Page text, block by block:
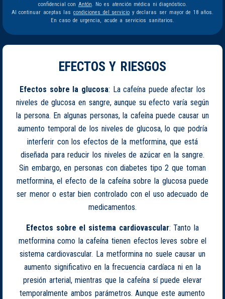
confidencial con Antón. No es atención médica ni diagnóstico.
Al continuar aceptas las condiciones del servicio y declaras ser mayor de 18 años.
En caso de urgencia, acude a servicios sanitarios.
EFECTOS Y RIESGOS
Efectos sobre la glucosa: La cafeína puede afectar los
niveles de glucosa en sangre, aunque su efecto varía según
la persona. En algunas personas, la cafeína puede causar un
aumento temporal de los niveles de glucosa, lo que podría
interferir con los efectos de la metformina, que está
diseñada para reducir los niveles de azúcar en la sangre.
Sin embargo, en personas con diabetes tipo 2 que toman
metformina, el efecto de la cafeína sobre la glucosa puede
ser menor o estar bien controlado con el uso adecuado de
medicamentos.
Efectos sobre el sistema cardiovascular: Tanto la
metformina como la cafeína tienen efectos leves sobre el
sistema cardiovascular. La metformina no suele causar un
aumento significativo en la frecuencia cardíaca ni en la
presión arterial, mientras que la cafeína sí puede elevar
temporalmente ambos parámetros. Aunque este aumento